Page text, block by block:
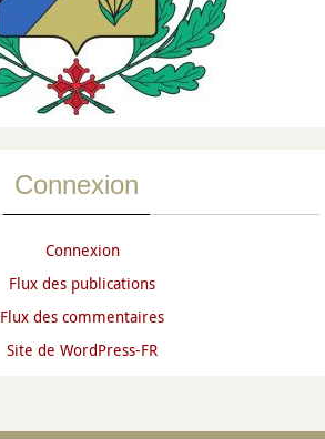
Connexion
Connexion
Flux des publications
Flux des commentaires
Site de WordPress-FR